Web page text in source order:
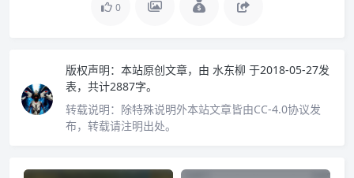
0
版权声明： 本站原创文章，由 水东柳 于2018-05-27发
表，共计2887字。
转载说明： 除特殊说明外本站文章皆由CC-4.0协议发
布，转载请注明出处。